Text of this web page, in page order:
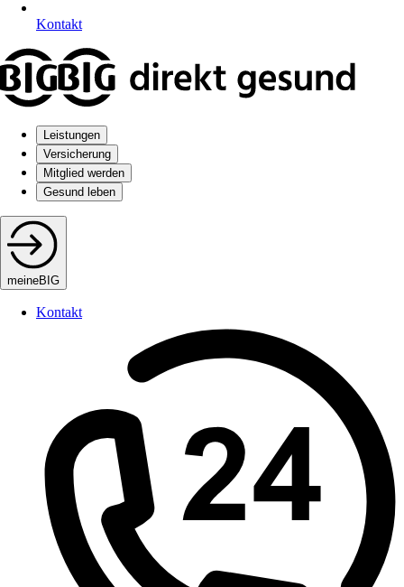
Kontakt
Leistungen
Versicherung
Mitglied werden
Gesund leben
meineBIG
Kontakt